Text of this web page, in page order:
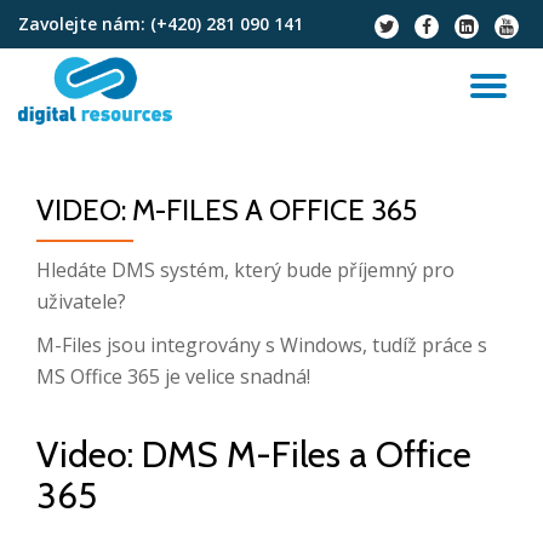
Přeskočit
obsah
Zavolejte nám: (+420) 281 090 141
fa-
twitter
fa-
facebook
fa-
linkedin-
square
fa-
VIDEO: M-FILES A OFFICE 365
Hledáte DMS systém, který bude příjemný pro
uživatele?
M-Files jsou integrovány s Windows, tudíž práce s
MS Office 365 je velice snadná!
Video: DMS M-Files a Office
365